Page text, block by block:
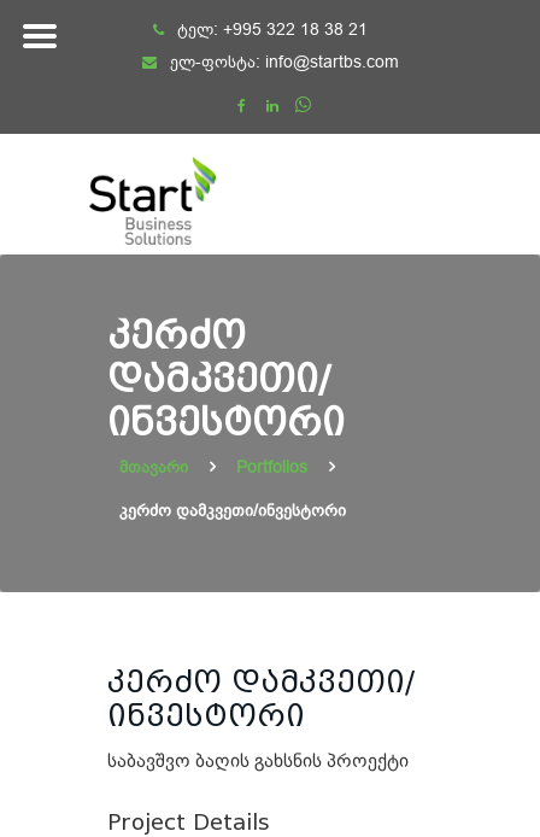
ტელ: +995 322 18 38 21
ელ-ფოსტა: info@startbs.com
ᲙᲔᲠᲫᲝ
ᲓᲐᲛᲙᲕᲔᲗᲘ/
ᲘᲜᲕᲔᲡᲢᲝᲠᲘ
მთავარი Portfolios
კერძო დამკვეთი/ინვესტორი
კერძო დამკვეთი/
ინვესტორი
საბავშვო ბაღის გახსნის პროექტი
Project Details